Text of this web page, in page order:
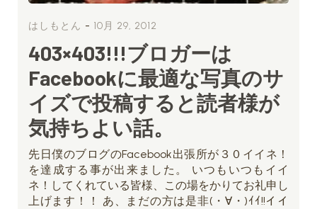
はしもとん - 10月 29, 2012
403×403!!!ブロガーは
Facebookに最適な写真のサ
イズで投稿すると読者様が
気持ちよい話。
先日僕のブログのFacebook出張所が３０イイネ！
を達成する事が出来ました。 いつもいつもイイ
ネ！してくれている皆様、この場をかりてお礼申し
上げます！！ あ、まだの方は是非(・∀・)ｲｲ!!イイ